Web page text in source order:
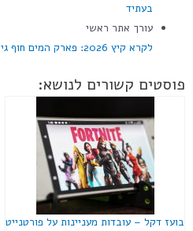
בעתיד
עורך אתר ראשי
לקרא קיץ 2026: פארק המים חוף גיא נערך לפתיחת העונה
פוסטים קשורים לנושא:
בועז דקל – עובדות מעניינות על פורטנייט